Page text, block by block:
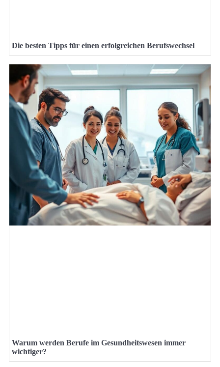
Die besten Tipps für einen erfolgreichen Berufswechsel
Warum werden Berufe im Gesundheitswesen immer
wichtiger?